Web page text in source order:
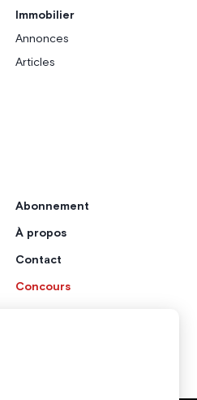
Immobilier
Annonces
Articles
Abonnement
À propos
Contact
Concours